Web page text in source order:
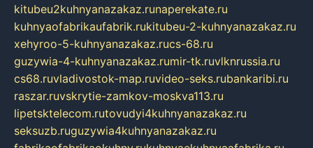
kitubeu2kuhnyanazakaz.runaperekate.ru
kuhnyaofabrikaufabrik.rukitubeu-2-kuhnyanazakaz.ru
xehyroo-5-kuhnyanazakaz.rucs-68.ru
guzywia-4-kuhnyanazakaz.rumir-tk.ruvlknrussia.ru
cs68.ruvladivostok-map.ruvideo-seks.rubankaribi.ru
raszar.ruvskrytie-zamkov-moskva113.ru
lipetsktelecom.rutovudyi4kuhnyanazakaz.ru
seksuzb.ruguzywia4kuhnyanazakaz.ru